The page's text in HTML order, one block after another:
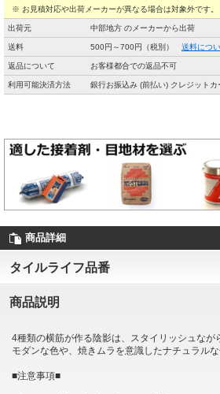
※ お見積対応や出荷メーカーが異なる場合は対象外です。
出荷元 中部地方 のメーカーから出荷
送料 500円～700円（税別） 送料につ
返品について お客様都合での返品不可
利用可能決済方法 銀行お振込み (前払い) クレジットカ
商品詳細
タイルライフ品番
商品説明
4種類の横筋が作る陰影は、スタイリッシュなが
モダンな色や、焼きムラを意識したナチュラル
■注意事項■